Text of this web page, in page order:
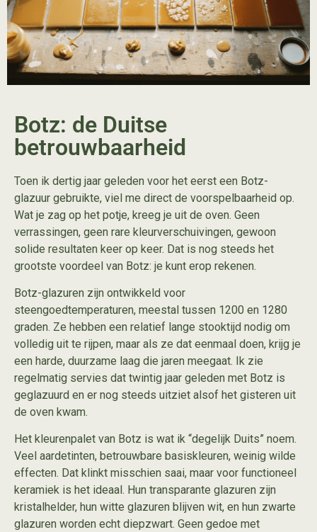
Botz: de Duitse
betrouwbaarheid
Toen ik dertig jaar geleden voor het eerst een Botz-
glazuur gebruikte, viel me direct de voorspelbaarheid op.
Wat je zag op het potje, kreeg je uit de oven. Geen
verrassingen, geen rare kleurverschuivingen, gewoon
solide resultaten keer op keer. Dat is nog steeds het
grootste voordeel van Botz: je kunt erop rekenen.
Botz-glazuren zijn ontwikkeld voor
steengoedtemperaturen, meestal tussen 1200 en 1280
graden. Ze hebben een relatief lange stooktijd nodig om
volledig uit te rijpen, maar als ze dat eenmaal doen, krijg je
een harde, duurzame laag die jaren meegaat. Ik zie
regelmatig servies dat twintig jaar geleden met Botz is
geglazuurd en er nog steeds uitziet alsof het gisteren uit
de oven kwam.
Het kleurenpalet van Botz is wat ik “degelijk Duits” noem.
Veel aardetinten, betrouwbare basiskleuren, weinig wilde
effecten. Dat klinkt misschien saai, maar voor functioneel
keramiek is het ideaal. Hun transparante glazuren zijn
kristalhelder, hun witte glazuren blijven wit, en hun zwarte
glazuren worden echt diepzwart. Geen gedoe met